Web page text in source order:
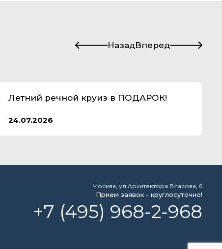
НазадВперед
Летний речной круиз в ПОДАРОК!
24.07.2026
Москва, ул.Архитектора Власова, 6
Прием заявок - круглосуточно!
+7 (495) 968-2-968